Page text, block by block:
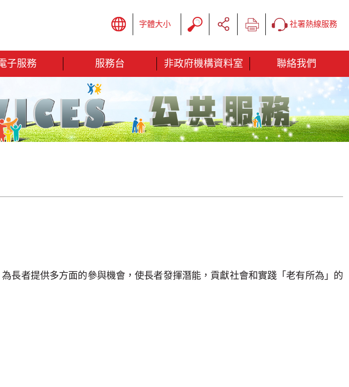
字體大小 社署熱線服務
子服務 服務台 非政府機構資料室 聯絡我們
長者提供多方面的參與機會，使長者發揮潛能，貢獻社會和實踐「老有所為」的